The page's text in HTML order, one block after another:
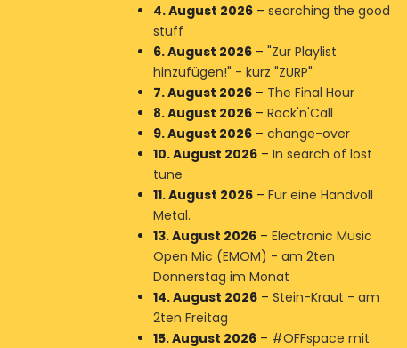
4. August 2026– searching the good
stuff
6. August 2026– "Zur Playlist
hinzufügen!" - kurz "ZURP"
7. August 2026– The Final Hour
8. August 2026– Rock'n'Call
9. August 2026– change-over
10. August 2026– In search of lost
tune
11. August 2026– Für eine Handvoll
Metal.
13. August 2026– Electronic Music
Open Mic (EMOM) - am 2ten
Donnerstag im Monat
14. August 2026– Stein-Kraut - am
2ten Freitag
15. August 2026– #OFFspace mit